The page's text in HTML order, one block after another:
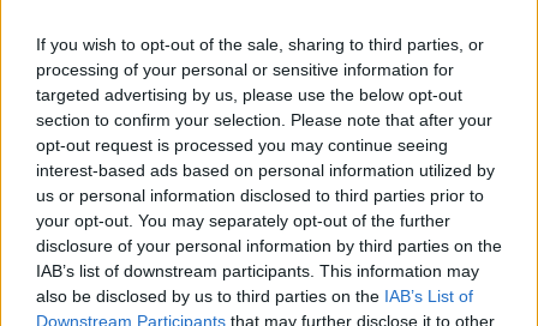
If you wish to opt-out of the sale, sharing to third parties, or
processing of your personal or sensitive information for
targeted advertising by us, please use the below opt-out
section to confirm your selection. Please note that after your
opt-out request is processed you may continue seeing
interest-based ads based on personal information utilized by
us or personal information disclosed to third parties prior to
your opt-out. You may separately opt-out of the further
disclosure of your personal information by third parties on the
IAB’s list of downstream participants. This information may
also be disclosed by us to third parties on the IAB’s List of
Downstream Participants that may further disclose it to other
17:05
17:15 17:25 17:35 17:45
18:00
18:10
18:20 18:30 18:40 18:50
19:00
19:10
19:20 19:30 19:40 19:55
20:05
20:25 20:35 20:45 20:55
21:05
21:20
21:35 21:50 22:10 22:30
23:05
23:45
00:20 00:45 01:15 01:40 02:10